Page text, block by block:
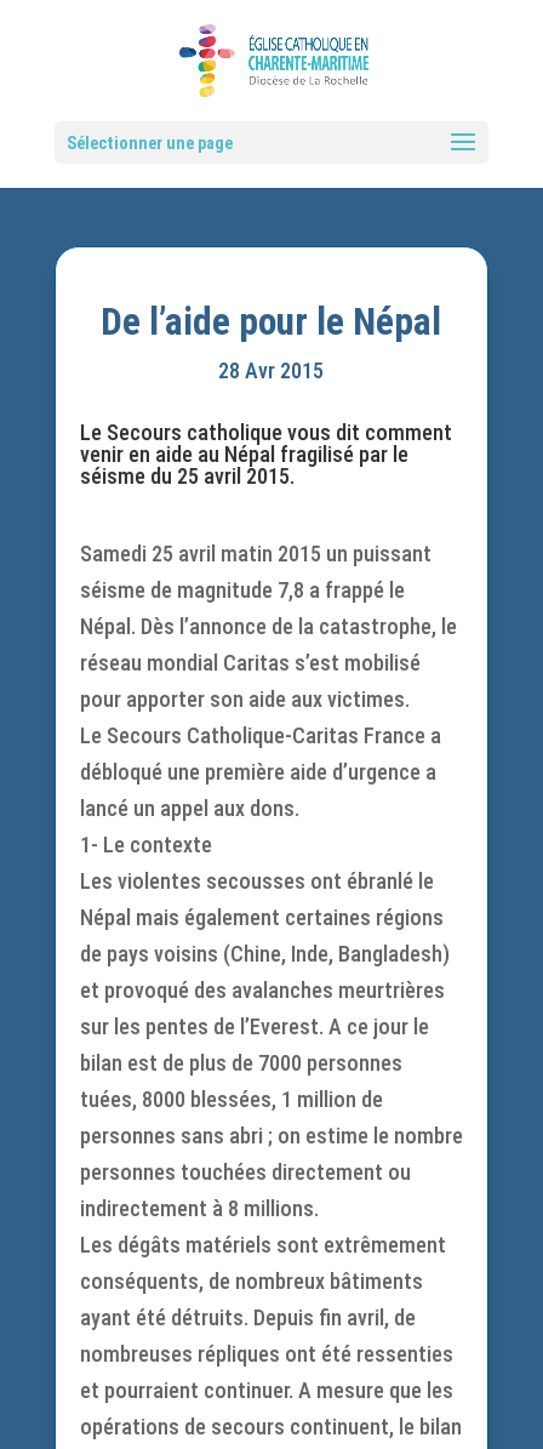
Sélectionner une page
De l’aide pour le Népal
28 Avr 2015
Le Secours catholique vous dit comment
venir en aide au Népal fragilisé par le
séisme du 25 avril 2015.
Samedi 25 avril matin 2015 un puissant
séisme de magnitude 7,8 a frappé le
Népal. Dès l’annonce de la catastrophe, le
réseau mondial Caritas s’est mobilisé
pour apporter son aide aux victimes.
Le Secours Catholique-Caritas France a
débloqué une première aide d’urgence a
lancé un appel aux dons.
1- Le contexte
Les violentes secousses ont ébranlé le
Népal mais également certaines régions
de pays voisins (Chine, Inde, Bangladesh)
et provoqué des avalanches meurtrières
sur les pentes de l’Everest. A ce jour le
bilan est de plus de 7000 personnes
tuées, 8000 blessées, 1 million de
personnes sans abri ; on estime le nombre
personnes touchées directement ou
indirectement à 8 millions.
Les dégâts matériels sont extrêmement
conséquents, de nombreux bâtiments
ayant été détruits. Depuis fin avril, de
nombreuses répliques ont été ressenties
et pourraient continuer. A mesure que les
opérations de secours continuent, le bilan